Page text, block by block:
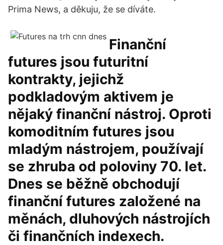
Prima News, a děkuju, že se díváte.
Finanční
futures jsou futuritní
kontrakty, jejichž
podkladovým aktivem je
nějaký finanční nástroj. Oproti
komoditním futures jsou
mladým nástrojem, používají
se zhruba od poloviny 70. let.
Dnes se běžně obchodují
finanční futures založené na
měnách, dluhových nástrojích
či finančních indexech.